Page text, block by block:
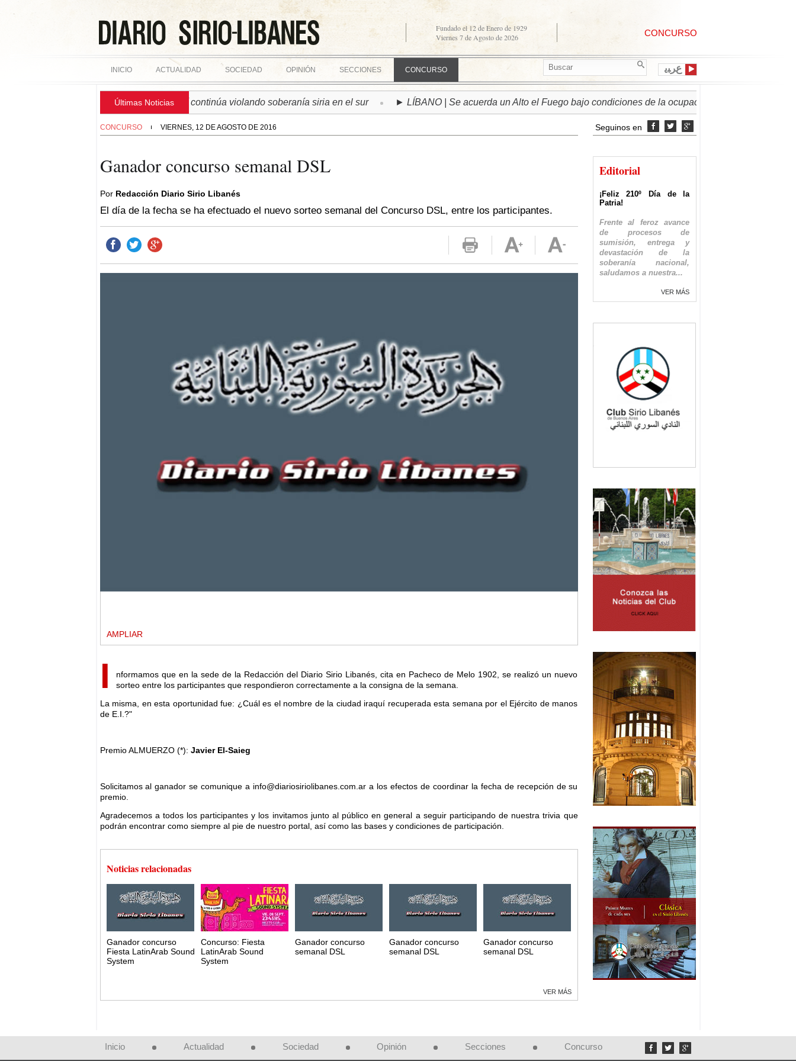
Fundado el 12 de Enero de 1929
Viernes 7 de Agosto de 2026
CONCURSO
ﻉﺮﺒﻳ INICIO ACTUALIDAD SOCIEDAD OPINIÓN SECCIONES CONCURSO
Últimas Noticias
► SIRIA | Régimen israelí continúa violando soberanía siria en el sur ► LÍBANO | Se acuerda un Alto el Fuego bajo condiciones de la ocupación israelí
CONCURSO VIERNES, 12 DE AGOSTO DE 2016
Ganador concurso semanal DSL
Por Redacción Diario Sirio Libanés
El día de la fecha se ha efectuado el nuevo sorteo semanal del Concurso DSL, entre los participantes.
AMPLIAR
I
nformamos que en la sede de la Redacción del Diario Sirio Libanés, cita en Pacheco de Melo 1902, se realizó un nuevo
sorteo entre los participantes que respondieron correctamente a la consigna de la semana.
La misma, en esta oportunidad fue: ¿Cuál es el nombre de la ciudad iraquí recuperada esta semana por el Ejército de manos
de E.I.?"
Premio ALMUERZO (*): Javier El-Saieg
Solicitamos al ganador se comunique a info@diariosiriolibanes.com.ar a los efectos de coordinar la fecha de recepción de su
premio.
Agradecemos a todos los participantes y los invitamos junto al público en general a seguir participando de nuestra trivia que
podrán encontrar como siempre al pie de nuestro portal, así como las bases y condiciones de participación.
Noticias relacionadas
Ganador concurso
Fiesta LatinArab Sound
System
Concurso: Fiesta
LatinArab Sound
System
Ganador concurso
semanal DSL
Ganador concurso
semanal DSL
Ganador concurso
semanal DSL
VER MÁS
Seguinos en   
Editorial
¡Feliz 210º Día de la
Patria!
Frente al feroz avance
de procesos de
sumisión, entrega y
devastación de la
soberanía nacional,
saludamos a nuestra...
VER MÁS
  
Inicio Actualidad Sociedad Opinión Secciones Concurso